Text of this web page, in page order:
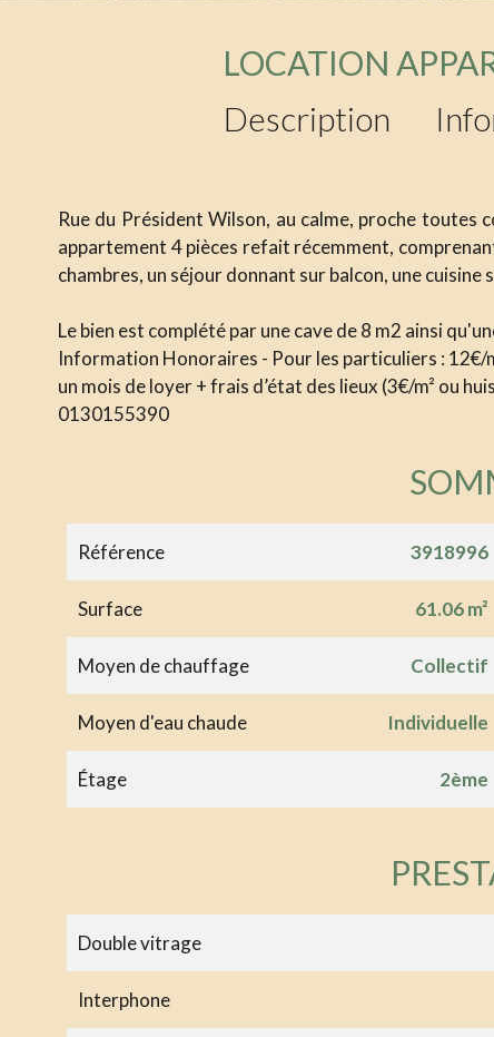
LOCATION
Description
Rue du Président Wilson, au calme, proche toutes
appartement 4 pièces refait récemment,
chambres, un séjour donnant sur balcon, une
Le bien est complété par une cave de 8 m2 ainsi
Information Honoraires - Pour les particuliers : 12€/
un mois de loyer + frais d’état des lieux (3€/m² ou
0130155390
Référence 3918996
Surface 61.06 m²
Moyen de chauffage Collectif
Moyen d'eau chaude Individuelle
Étage 2ème
Double vitrage
Interphone